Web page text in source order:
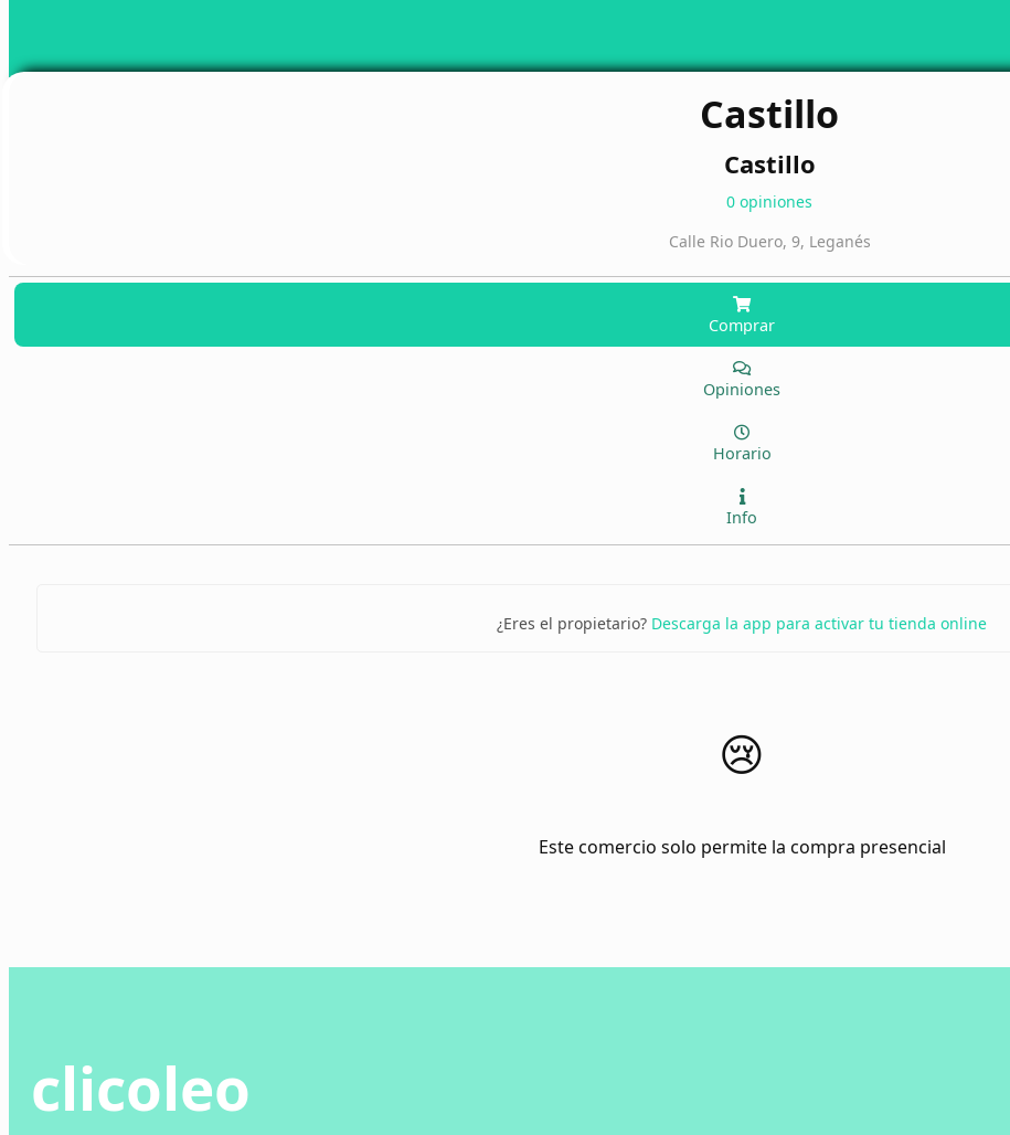
Castillo
Castillo
0 opiniones
Calle Rio Duero, 9, Leganés
Comprar
Opiniones
Horario
Info
¿Eres el propietario? Descarga la app para activar tu tienda online
😢
Este comercio solo permite la compra presencial
clicoleo